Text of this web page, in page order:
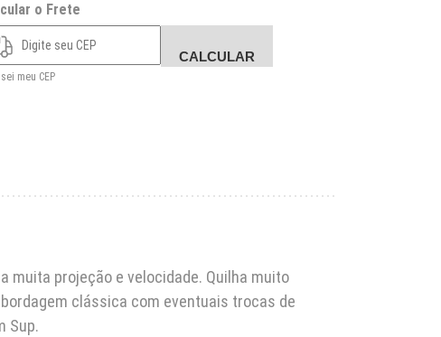
o Frete
CALCULAR
meu CEP
muita projeção e velocidade. Quilha muito
clássica com eventuais trocas de
Sup.